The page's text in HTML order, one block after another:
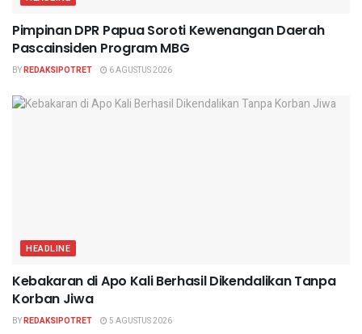
Pimpinan DPR Papua Soroti Kewenangan Daerah
Pascainsiden Program MBG
BYREDAKSIPOTRET 6 AGUSTUS 2026
HEADLINE
Kebakaran di Apo Kali Berhasil Dikendalikan Tanpa
Korban Jiwa
BYREDAKSIPOTRET 5 AGUSTUS 2026